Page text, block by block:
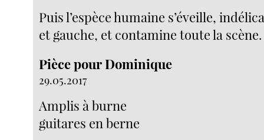
Puis l’espèce humaine s’éveille,
et gauche, et contamine toute la scène.
Pièce pour Dominique
29.05.2017
Amplis à burne
guitares en berne